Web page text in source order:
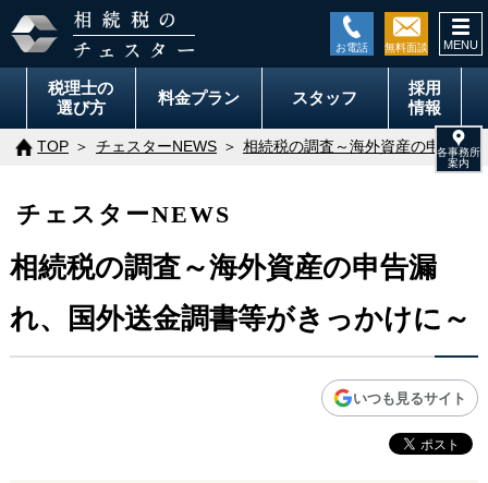
税理士の
選び方
料金プラン スタッフ
採用
情報
TOP チェスターNEWS 相続税の調査～海外資産の申告漏
チェスターNEWS
相続税の調査～海外資産の申告漏
れ、国外送金調書等がきっかけに～
いつも見るサイト